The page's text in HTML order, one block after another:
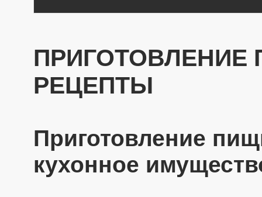
РЕЦЕПТЫ
Приготовление
кухонное